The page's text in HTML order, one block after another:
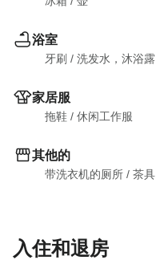
浴室
牙刷 / 洗发水，沐浴露
家居服
拖鞋 / 休闲工作服
其他的
带洗衣机的厕所 / 茶具
入住和退房